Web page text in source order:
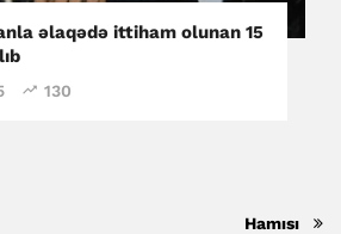
əlaqədə ittiham olunan 15
130
Hamısı